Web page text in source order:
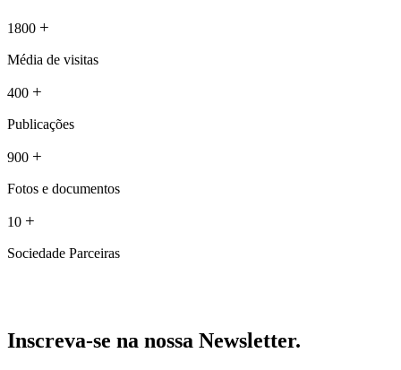
1800 +
Média de visitas
400 +
Publicações
900 +
Fotos e documentos
10 +
Sociedade Parceiras
Inscreva-se na nossa Newsletter.